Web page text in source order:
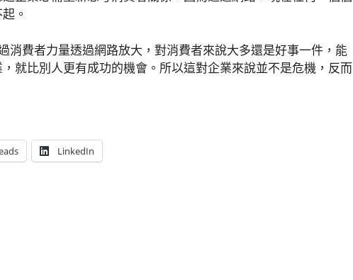
。
消費者力量透過網路放大，對消費者來說大多還是好事一件，能
就比別人更有成功的機會。所以這對企業來說並不是危機，反而
LinkedIn